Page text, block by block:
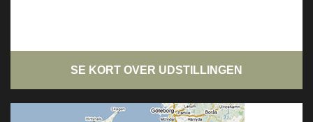
SE KORT OVER UDSTILLINGEN